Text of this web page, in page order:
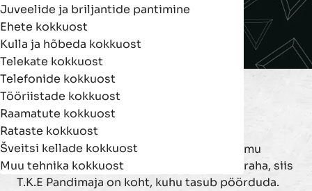
Arvutite kokkuost
Ehete kokkuost
Kulla ja hõbeda kokkuost
Telekate kokkuost
Telefonide kokkuost
Tööriistade kokkuost
Raamatute kokkuost
Rataste kokkuost
Šveitsi kellade kokkuost
Muu tehnika kokkuost
Juveelide ja briljantide pantimine
Rataste kokkuost
Rataste Kokkuost T.K.E Pandimajas
Kui su jalgratas seisab garaažinurgas tolmu
kogumas või sa lihtsalt vajad kiiresti lisaraha, siis
T.K.E Pandimaja on koht, kuhu tasub pöörduda.